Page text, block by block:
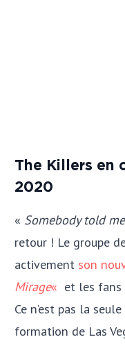
The Killers en
2020
« Somebody told
retour ! Le groupe
activement son
Mirage« et les fans
Ce n’est pas la
formation de Las